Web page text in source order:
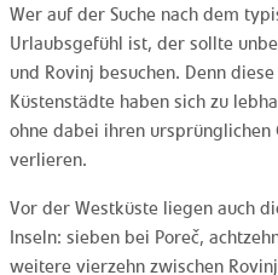
Wer auf der Suche nach dem
Urlaubsgefühl ist, der sollte
und Rovinj besuchen. Denn
Küstenstädte haben sich zu
ohne dabei ihren ursprünglichen
verlieren.
Vor der Westküste liegen auch
Inseln: sieben bei Poreč,
weitere vierzehn zwischen